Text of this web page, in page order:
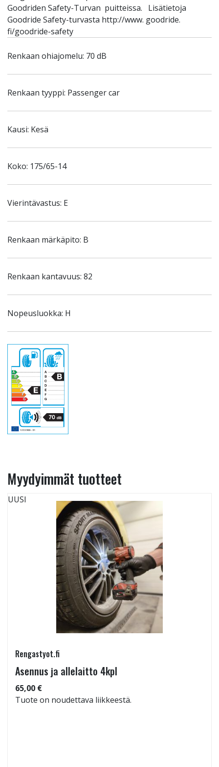
Goodriden Safety-Turvan puitteissa. Lisätietoja
Goodride Safety-turvasta http://www. goodride.
fi/goodride-safety
Renkaan ohiajomelu: 70 dB
Renkaan tyyppi: Passenger car
Kausi: Kesä
Koko: 175/65-14
Vierintävastus: E
Renkaan märkäpito: B
Renkaan kantavuus: 82
Nopeusluokka: H
Myydyimmät tuotteet
UUSI
Rengastyot.fi
Asennus ja allelaitto 4kpl
65,00 €
Tuote on noudettava liikkeestä.